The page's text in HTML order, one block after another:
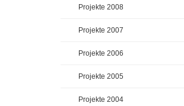
Projekte 2008
Projekte 2007
Projekte 2006
Projekte 2005
Projekte 2004